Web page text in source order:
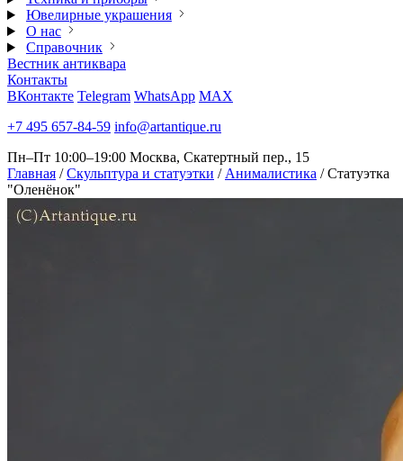
Ювелирные украшения
О нас
Справочник
Вестник антиквара
Контакты
ВКонтакте Telegram WhatsApp MAX
+7 495 657-84-59 info@artantique.ru
Пн–Пт 10:00–19:00 Москва, Скатертный пер., 15
Главная / Скульптура и статуэтки / Анималистика / Статуэтка
"Оленёнок"